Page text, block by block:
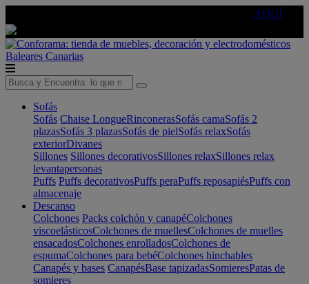
AQUÍ
Baleares Canarias
Sofás
Sofás Chaise LongueRinconerasSofás camaSofás 2
plazasSofás 3 plazasSofás de pielSofás relaxSofás
exteriorDivanes
Sillones Sillones decorativosSillones relaxSillones relax
levantapersonas
Puffs Puffs decorativosPuffs peraPuffs reposapiésPuffs con
almacenaje
Descanso
Colchones Packs colchón y canapéColchones
viscoelásticosColchones de muellesColchones de muelles
ensacadosColchones enrolladosColchones de
espumaColchones para bebéColchones hinchables
Canapés y bases CanapésBase tapizadasSomieresPatas de
somieres